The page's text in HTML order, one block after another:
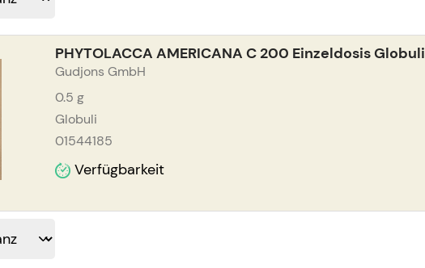
PHYTOLACCA AMERICANA C 200 Einzeldosis Globuli
Gudjons GmbH
0.5 g
Globuli
01544185
Verfügbarkeit